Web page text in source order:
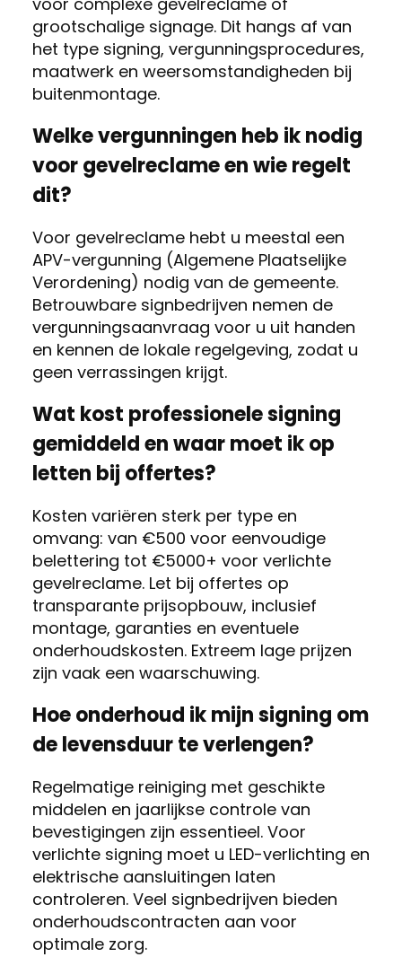
grootschalige signage. Dit hangs af van
het type signing, vergunningsprocedures,
maatwerk en weersomstandigheden bij
buitenmontage.
Welke vergunningen heb ik nodig
voor gevelreclame en wie regelt
dit?
Voor gevelreclame hebt u meestal een
APV-vergunning (Algemene Plaatselijke
Verordening) nodig van de gemeente.
Betrouwbare signbedrijven nemen de
vergunningsaanvraag voor u uit handen
en kennen de lokale regelgeving, zodat u
geen verrassingen krijgt.
Wat kost professionele signing
gemiddeld en waar moet ik op
letten bij offertes?
Kosten variëren sterk per type en
omvang: van €500 voor eenvoudige
belettering tot €5000+ voor verlichte
gevelreclame. Let bij offertes op
transparante prijsopbouw, inclusief
montage, garanties en eventuele
onderhoudskosten. Extreem lage prijzen
zijn vaak een waarschuwing.
Hoe onderhoud ik mijn signing om
de levensduur te verlengen?
Regelmatige reiniging met geschikte
middelen en jaarlijkse controle van
bevestigingen zijn essentieel. Voor
verlichte signing moet u LED-verlichting en
elektrische aansluitingen laten
controleren. Veel signbedrijven bieden
onderhoudscontracten aan voor
optimale zorg.